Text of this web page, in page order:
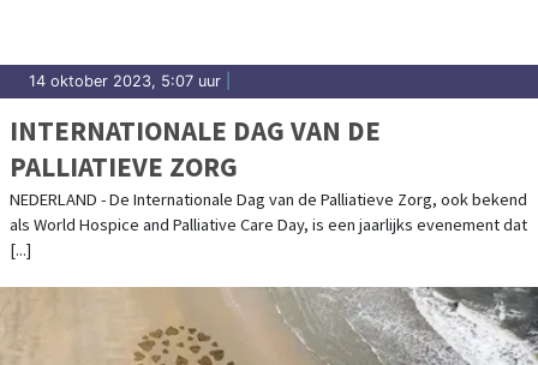
14 oktober 2023, 5:07 uur
INTERNATIONALE DAG VAN DE
PALLIATIEVE ZORG
NEDERLAND - De Internationale Dag van de Palliatieve Zorg, ook bekend
als World Hospice and Palliative Care Day, is een jaarlijks evenement dat
[...]